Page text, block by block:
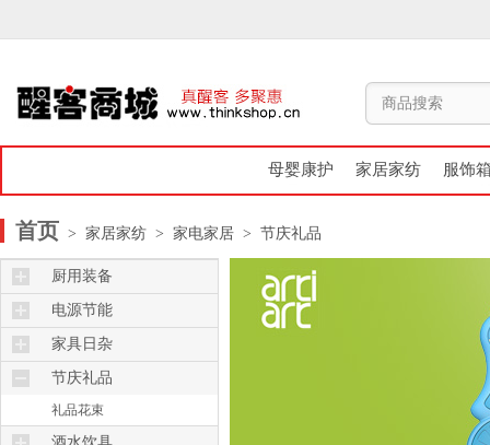
母婴康护 家居家纺 服饰
首页 > 家居家纺 > 家电家居 > 节庆礼品
厨用装备
烤箱炉灶
保鲜杯盒
厨用日杂
电锅电煲
锅碗瓢盆
电源节能
遥控器
节能充电
家具日杂
床品床具
妇幼用品
挂钩摆饰
节庆礼品
礼品花束